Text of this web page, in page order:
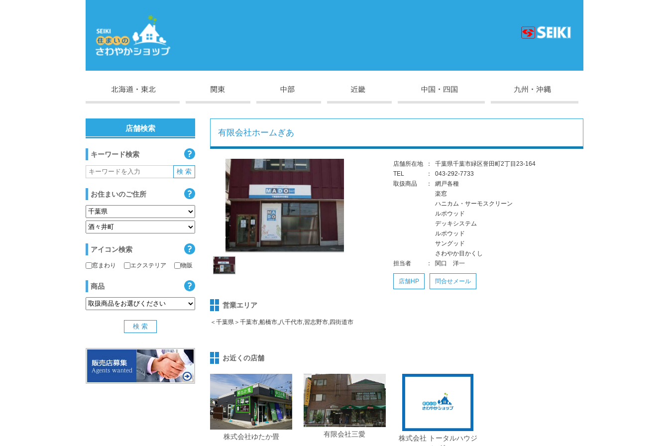
有限会社ホームぎあ
店舗所在地 ：
千葉県千葉市緑区誉田町2丁目23-164
TEL
：
043-292-7733
取扱商品
：
網戸各種
楽窓
ハニカム・サーモスクリーン
ルポウッド
デッキシステム
ルポウッド
サングッド
さわやか目かくし
担当者
： 関口 洋一
店舗HP 問合せメール
営業エリア
＜千葉県＞千葉市,船橋市,八千代市,習志野市,四街道市
お近くの店舗
株式会社ゆたか畳 有限会社三愛
株式会社 トータルハウジ
店舗検索
キーワード検索
お住まいのご住所
アイコン検索
窓まわり エクステリア 物販
商品